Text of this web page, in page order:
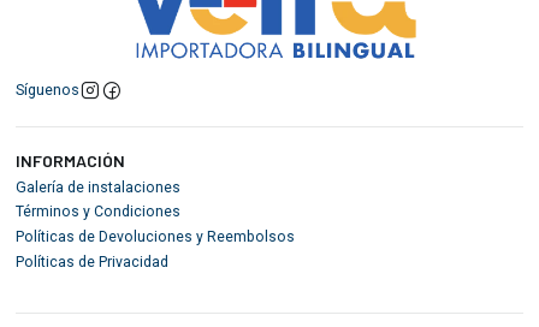
Síguenos
INFORMACIÓN
Galería de instalaciones
Términos y Condiciones
Políticas de Devoluciones y Reembolsos
Políticas de Privacidad